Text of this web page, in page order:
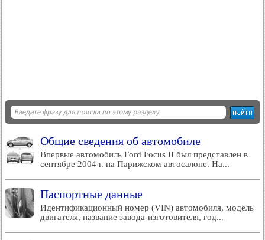
Общие сведения об автомобиле
Впервые автомобиль Ford Focus II был представлен в
сентябре 2004 г. на Парижском автосалоне. На...
Паспортные данные
Идентификационный номер (VIN) автомобиля, модель
двигателя, название завода-изготовителя, год...